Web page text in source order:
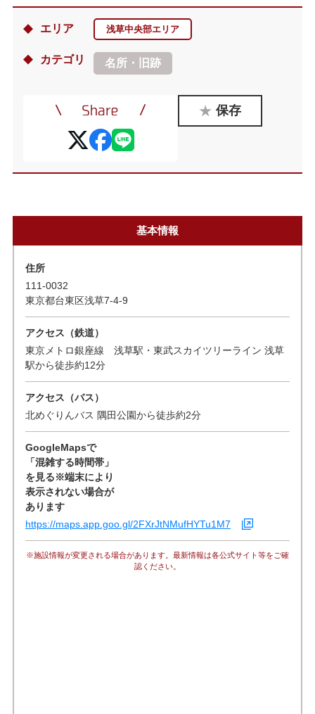
エリア 浅草中央部エリア
カテゴリ 名所・旧跡
保存
基本情報
住所
111-0032
東京都台東区浅草7-4-9
アクセス（鉄道）
東京メトロ銀座線 浅草駅・東武スカイツリーライン 浅草
駅から徒歩約12分
アクセス（バス）
北めぐりんバス 隅田公園から徒歩約2分
GoogleMapsで
「混雑する時間帯」
を見る※端末により
表示されない場合が
あります
https://maps.app.goo.gl/2FXrJtNMufHYTu1M7
※施設情報が変更される場合があります。最新情報は各公式サイト等をご確
認ください。